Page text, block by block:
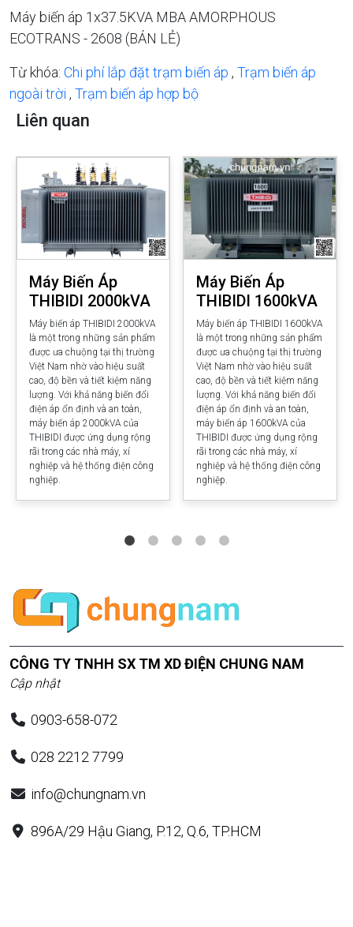
Máy biến áp 1x37.5KVA MBA AMORPHOUS
ECOTRANS - 2608 (BÁN LẺ)
Từ khóa: Chi phí lắp đặt trạm biến áp , Trạm biến áp
ngoài trời , Trạm biến áp hợp bộ
Liên quan
Máy Biến Áp
THIBIDI 2000kVA
Máy biến áp THIBIDI 2000kVA
là một trong những sản phẩm
được ưa chuộng tại thị trường
Việt Nam nhờ vào hiệu suất
cao, độ bền và tiết kiệm năng
lượng. Với khả năng biến đổi
điện áp ổn định và an toàn,
máy biến áp 2000kVA của
THIBIDI được ứng dụng rộng
rãi trong các nhà máy, xí
nghiệp và hệ thống điện công
nghiệp.
Máy Biến Áp
THIBIDI 1600kVA
Máy biến áp THIBIDI 1600kVA
là một trong những sản phẩm
được ưa chuộng tại thị trường
Việt Nam nhờ vào hiệu suất
cao, độ bền và tiết kiệm năng
lượng. Với khả năng biến đổi
điện áp ổn định và an toàn,
máy biến áp 1600kVA của
THIBIDI được ứng dụng rộng
rãi trong các nhà máy, xí
nghiệp và hệ thống điện công
nghiệp.
CÔNG TY TNHH SX TM XD ĐIỆN CHUNG NAM
Cập nhật
0903-658-072
028 2212 7799
info@chungnam.vn
896A/29 Hậu Giang, P.12, Q.6, TP.HCM